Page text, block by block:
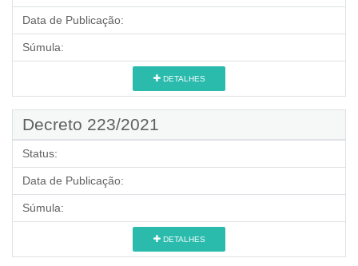
Data de Publicação:
Súmula:
DETALHES
Decreto 223/2021
Status:
Data de Publicação:
Súmula:
DETALHES